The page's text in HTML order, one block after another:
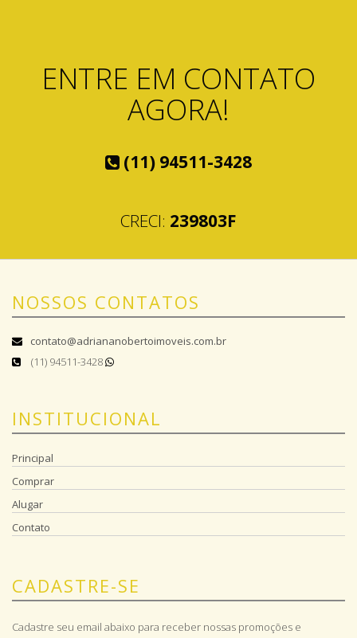
ENTRE EM CONTATO
AGORA!
(11) 94511-3428
CRECI: 239803F
NOSSOS CONTATOS
contato@adriananobertoimoveis.com.br
(11) 94511-3428
INSTITUCIONAL
Principal
Comprar
Alugar
Contato
CADASTRE-SE
Cadastre seu email abaixo para receber nossas promoções e